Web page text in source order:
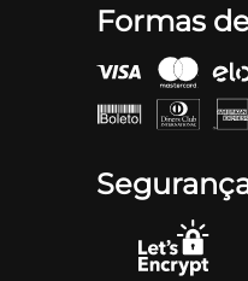
Formas